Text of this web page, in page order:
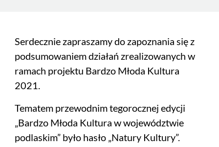
Serdecznie zapraszamy do zapoznania się z
podsumowaniem działań zrealizowanych w
ramach projektu Bardzo Młoda Kultura
2021.
Tematem przewodnim tegorocznej edycji
„Bardzo Młoda Kultura w województwie
podlaskim” było hasło „Natury Kultury”.